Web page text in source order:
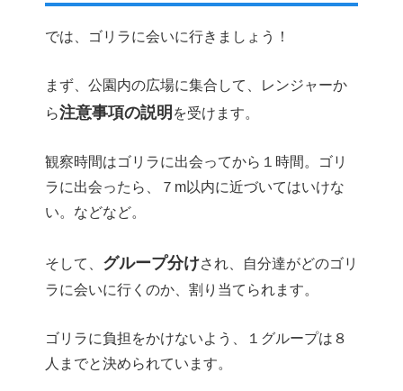
では、ゴリラに会いに行きましょう！
まず、公園内の広場に集合して、レンジャーか
ら注意事項の説明 を受けます。
観察時間はゴリラに出会ってから１時間。ゴリ
ラに出会ったら、７m以内に近づいてはいけな
い。などなど。
そして、 グループ分けされ、自分達がどのゴリ
ラに会いに行くのか、割り当てられます。
ゴリラに負担をかけないよう、１グループは８
人までと決められています。